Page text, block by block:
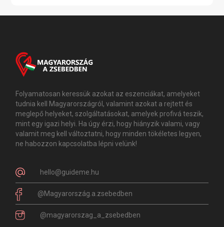
Folyamatosan keressük azokat az eszenciákat, amelyeket
tudnia kell Magyarországról, valamint azokat a rejtett és
meglepő helyeket, szolgáltatásokat, amelyek profivá teszik,
mint egy igazi helyi. Ha úgy érzi, hogy hiányzik valami, vagy
valamit meg kell változtatni, hogy minden tökéletes legyen,
ne habozzon kapcsolatba lépni velünk!
hello@guideme.hu
@Magyarország.a.zsebedben
@magyarorszag_a_zsebedben